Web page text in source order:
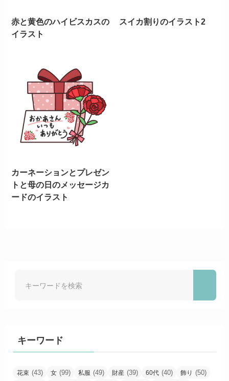
赤と黄色のハイビスカスの
イラスト
スイカ割りのイラスト2
カーネーションとプレゼン
トと母の日のメッセージカ
ードのイラスト
キーワード
花束 (43) 女 (99) 私服 (49) 財産 (39) 60代 (40) 飾り (50)